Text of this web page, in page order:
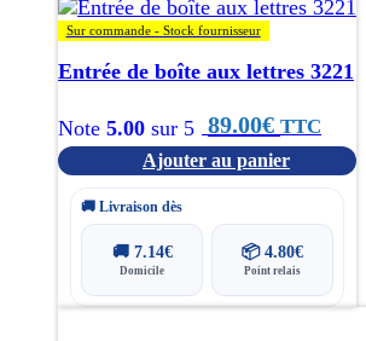
Sur commande - Stock fournisseur
Entrée de boîte aux lettres 3221
Note 5.00 sur 5 89.00€ TTC
Ajouter au panier
🚚 Livraison dès
🚚 7.14€
Domicile
📦 4.80€
Point relais